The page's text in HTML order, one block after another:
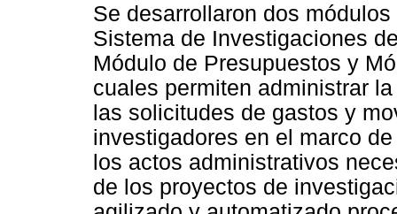
Se desarrollaron dos
Sistema de Investigaciones
Módulo de Presupuestos y
cuales permiten administrar
las solicitudes de gastos y
investigadores en el marco
los actos administrativos
de los proyectos de